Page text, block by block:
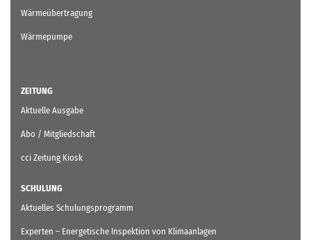
Wärmeübertragung
Wärmepumpe
ZEITUNG
Aktuelle Ausgabe
Abo / Mitgliedschaft
cci Zeitung Kiosk
SCHULUNG
Aktuelles Schulungsprogramm
Experten – Energetische Inspektion von Klimaanlagen